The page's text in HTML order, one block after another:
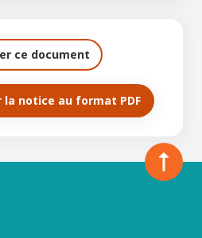
ce document
la notice au format PDF